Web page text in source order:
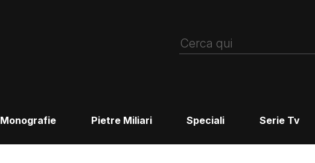
Monografie Pietre Miliari Speciali Serie Tv